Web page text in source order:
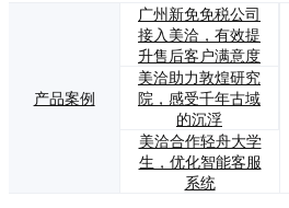
产品案例
广州新免免税公司
接入美洽，有效提
升售后客户满意度
美洽助力敦煌研究
院，感受千年古域
的沉浮
美洽合作轻舟大学
生，优化智能客服
系统